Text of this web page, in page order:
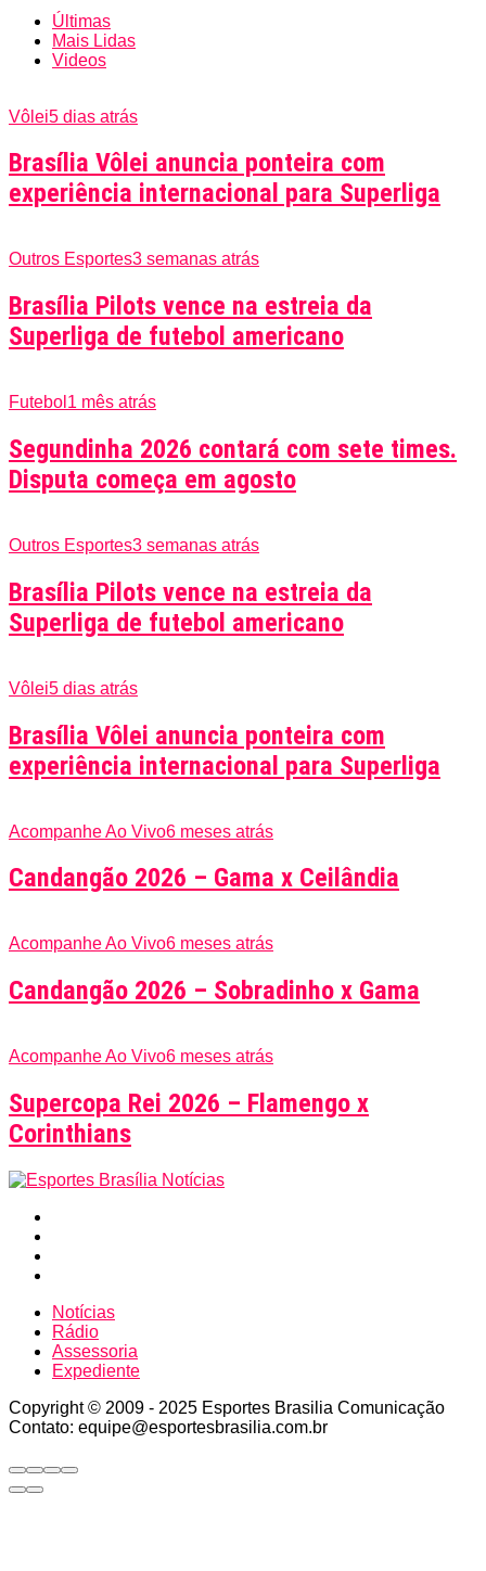
Últimas
Mais Lidas
Videos
Vôlei5 dias atrás
Brasília Vôlei anuncia ponteira com
experiência internacional para Superliga
Outros Esportes3 semanas atrás
Brasília Pilots vence na estreia da
Superliga de futebol americano
Futebol 1 mês atrás
Segundinha 2026 contará com sete times.
Disputa começa em agosto
Outros Esportes3 semanas atrás
Brasília Pilots vence na estreia da
Superliga de futebol americano
Vôlei5 dias atrás
Brasília Vôlei anuncia ponteira com
experiência internacional para Superliga
Acompanhe Ao Vivo6 meses atrás
Candangão 2026 – Gama x Ceilândia
Acompanhe Ao Vivo6 meses atrás
Candangão 2026 – Sobradinho x Gama
Acompanhe Ao Vivo6 meses atrás
Supercopa Rei 2026 – Flamengo x
Corinthians
Notícias
Rádio
Assessoria
Expediente
Copyright © 2009 - 2025 Esportes Brasilia Comunicação
Contato: equipe@esportesbrasilia.com.br